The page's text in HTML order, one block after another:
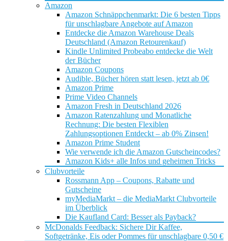
Amazon
Amazon Schnäppchenmarkt: Die 6 besten Tipps
für unschlagbare Angebote auf Amazon
Entdecke die Amazon Warehouse Deals
Deutschland (Amazon Retourenkauf)
Kindle Unlimited Probeabo entdecke die Welt
der Bücher
Amazon Coupons
Audible, Bücher hören statt lesen, jetzt ab 0€
Amazon Prime
Prime Video Channels
Amazon Fresh in Deutschland 2026
Amazon Ratenzahlung und Monatliche
Rechnung: Die besten Flexiblen
Zahlungsoptionen Entdeckt – ab 0% Zinsen!
Amazon Prime Student
Wie verwende ich die Amazon Gutscheincodes?
Amazon Kids+ alle Infos und geheimen Tricks
Clubvorteile
Rossmann App – Coupons, Rabatte und
Gutscheine
myMediaMarkt – die MediaMarkt Clubvorteile
im Überblick
Die Kaufland Card: Besser als Payback?
McDonalds Feedback: Sichere Dir Kaffee,
Softgetränke, Eis oder Pommes für unschlagbare 0,50 €